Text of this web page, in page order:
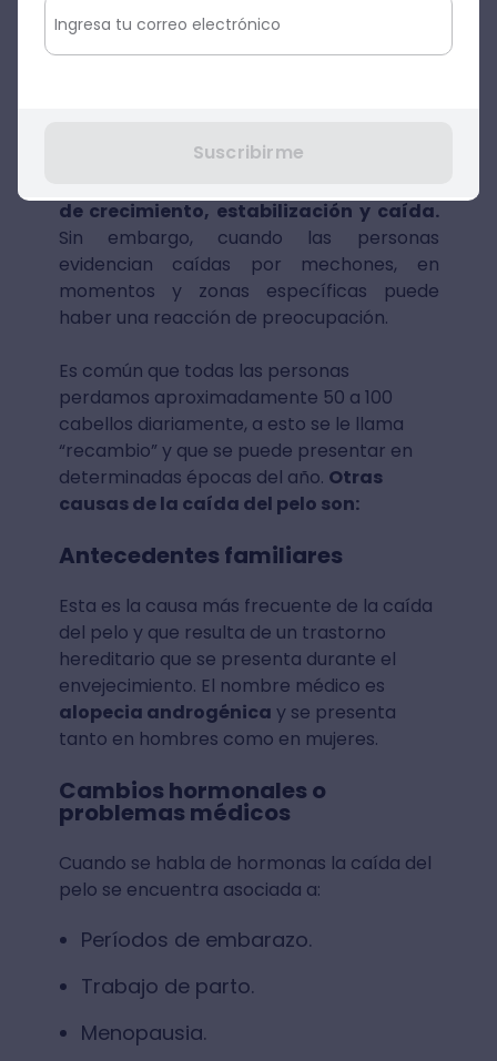
Fuente: Pexls
La caída del pelo es algo supremamente
de crecimiento, estabilización y caída.
Sin embargo, cuando las personas
evidencian caídas por mechones, en
momentos y zonas específicas puede
haber una reacción de preocupación.
Es común que todas las personas
perdamos aproximadamente 50 a 100
cabellos diariamente, a esto se le llama
“recambio” y que se puede presentar en
determinadas épocas del año. Otras
causas de la caída del pelo son:
Antecedentes familiares
Esta es la causa más frecuente de la caída
del pelo y que resulta de un trastorno
hereditario que se presenta durante el
envejecimiento. El nombre médico es
alopecia androgénica y se presenta
tanto en hombres como en mujeres.
Cambios hormonales o
problemas médicos
Cuando se habla de hormonas la caída del
pelo se encuentra asociada a:
Períodos de embarazo.
Trabajo de parto.
Menopausia.
Suscribirme